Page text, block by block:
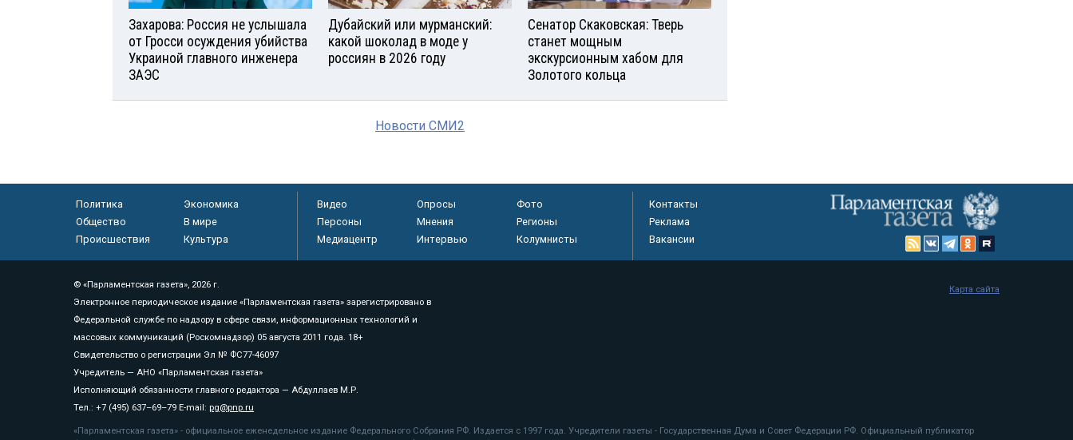
Захарова: Россия не услышала
от Гросси осуждения убийства
Украиной главного инженера
ЗАЭС
Дубайский или мурманский:
какой шоколад в моде у
россиян в 2026 году
Сенатор Скаковская: Тверь
станет мощным
экскурсионным хабом для
Золотого кольца
Новости СМИ2
Политика
Экономика
Общество
В мире
Происшествия
Культура
Видео Опросы
Фото
Персоны
Мнения
Регионы
Медиацентр
Интервью Колумнисты
Контакты
Реклама
Вакансии
© «Парламентская газета», 2026 г.
Электронное периодическое издание «Парламентская газета» зарегистрировано в
Федеральной службе по надзору в сфере связи, информационных технологий и
массовых коммуникаций (Роскомнадзор) 05 августа 2011 года. 18+
Свидетельство о регистрации Эл № ФС77-46097
Учредитель — АНО «Парламентская газета»
Исполняющий обязанности главного редактора — Абдуллаев М.Р.
Тел.: +7 (495) 637–69–79 E-mail: pg@pnp.ru
«Парламентская газета» - официальное еженедельное издание Федерального Собрания РФ. Издается с 1997 года. Учредители газеты - Государственная Дума и Совет Федерации РФ. Официальный публикатор
Карта сайта